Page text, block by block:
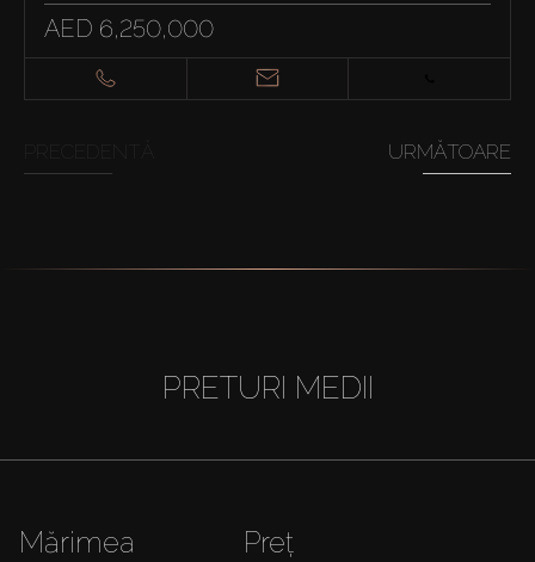
AED 6,250,000
URMĂTOARE
PRETURI MEDII
Mărimea Preț